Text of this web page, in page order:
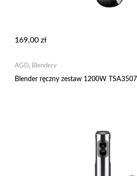
169,00 zł
AGD, Blendery
Blender ręczny zestaw 1200W TSA3507